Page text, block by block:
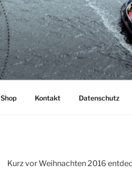
Shop Kontakt Datenschutz
Kurz vor Weihnachten 2016